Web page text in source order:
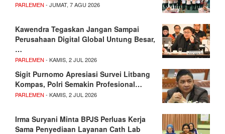
PARLEMEN - JUMAT, 7 AGU 2026
Kawendra Tegaskan Jangan Sampai
Perusahaan Digital Global Untung Besar,
…
PARLEMEN - KAMIS, 2 JUL 2026
Sigit Purnomo Apresiasi Survei Litbang
Kompas, Polri Semakin Profesional…
PARLEMEN - KAMIS, 2 JUL 2026
Irma Suryani Minta BPJS Perluas Kerja
Sama Penyediaan Layanan Cath Lab